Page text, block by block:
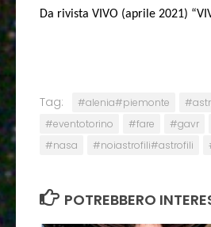
Da rivista VIVO (aprile 2021) “
Tag: #alenia#piemonte
#eventotorino
#fare #gavr
#nasa
#noiastrofili#astrofili
POTREBBERO